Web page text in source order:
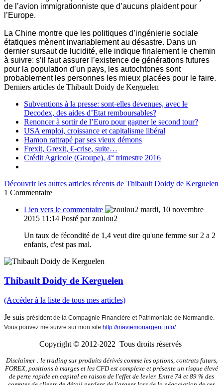
de l’avion immigrationniste que d’aucuns plaident pour
l’Europe.
La Chine montre que les politiques d’ingénierie sociale
étatiques mènent invariablement au désastre. Dans un
dernier sursaut de lucidité, elle indique finalement le chemin
à suivre: s’il faut assurer l’existence de générations futures
pour la population d’un pays, les autochtones sont
probablement les personnes les mieux placées pour le faire.
Derniers articles de Thibault Doidy de Kerguelen
Subventions à la presse: sont-elles devenues, avec le
Decodex, des aides d’Etat remboursables?
Renoncer à sortir de l’Euro pour gagner le second tour?
USA emploi, croissance et capitalisme libéral
Hamon rattrapé par ses vieux démons
Frexit, Grexit, €-crise, suite…
Crédit Agricole (Groupe), 4° trimestre 2016
Découvrir les autres articles récents de Thibault Doidy de Kerguelen
1 Commentaire
Lien vers le commentaire
mardi, 10 novembre
2015 11:14 Posté par zoulou2
Un taux de fécondité de 1,4 veut dire qu'une femme sur 2 a 2
enfants, c'est pas mal.
Thibault Doidy de Kerguelen
(Accéder à la liste de tous mes articles)
Je suis président de la Compagnie Financière et Patrimoniale de Normandie.
Vous pouvez me suivre sur mon site http://maviemonargent.info/
Copyright © 2012-2022 Tous droits réservés
Disclaimer : le trading sur produits dérivés comme les options, contrats futurs,
FOREX, positions à marges et les CFD est complexe et présente un risque élevé
de perte rapide en capital en raison de l'effet de levier. Entre 74 et 89 % des